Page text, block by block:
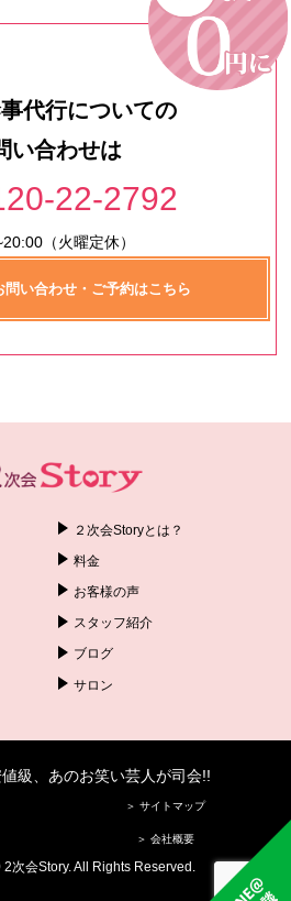
代行についての
い合わせは
22-2792
（火曜定休）
問い合わせ・ご予約はこちら
２次会Storyとは？
料金
お客様の声
スタッフ紹介
ブログ
サロン
級、あのお笑い芸人が司会!!
＞ サイトマップ
＞ 会社概要
次会Story. All Rights Reserved.